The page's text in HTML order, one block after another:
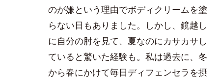
のが嫌という理由でボディクリームを塗
らない日もありました。しかし、鏡越し
に自分の肘を見て、夏なのにカサカサし
ていると驚いた経験も。私は過去に、冬
から春にかけて毎日ディフェンセラを摂